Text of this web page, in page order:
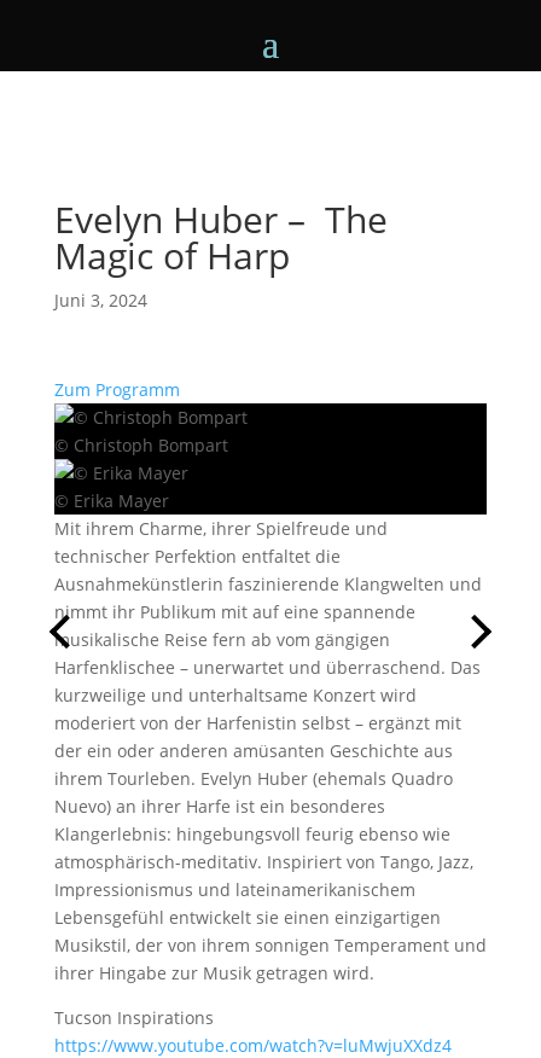
Evelyn Huber – The
Magic of Harp
Juni 3, 2024
Zum Programm
© Christoph Bompart
© Erika Mayer
Mit ihrem Charme, ihrer Spielfreude und
technischer Perfektion entfaltet die
Ausnahmekünstlerin faszinierende Klangwelten und
nimmt ihr Publikum mit auf eine spannende
musikalische Reise fern ab vom gängigen
Harfenklischee – unerwartet und überraschend. Das
kurzweilige und unterhaltsame Konzert wird
moderiert von der Harfenistin selbst – ergänzt mit
der ein oder anderen amüsanten Geschichte aus
ihrem Tourleben. Evelyn Huber (ehemals Quadro
Nuevo) an ihrer Harfe ist ein besonderes
Klangerlebnis: hingebungsvoll feurig ebenso wie
atmosphärisch-meditativ. Inspiriert von Tango, Jazz,
Impressionismus und lateinamerikanischem
Lebensgefühl entwickelt sie einen einzigartigen
Musikstil, der von ihrem sonnigen Temperament und
ihrer Hingabe zur Musik getragen wird.
Tucson Inspirations
https://www.youtube.com/watch?v=luMwjuXXdz4